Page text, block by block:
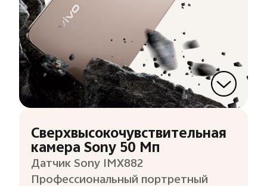
Сверхвысокочувствительная
камера Sony 50 Мп
Датчик Sony IMX882
Профессиональный портретный